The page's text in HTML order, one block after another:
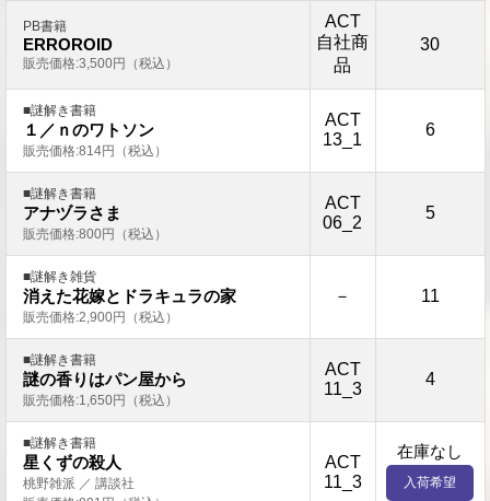
PB書籍
ERROROID
販売価格:3,500円（税込）
ACT
自社商
品
30
■謎解き書籍
１／ｎのワトソン
販売価格:814円（税込）
ACT
13_1
6
■謎解き書籍
アナヅラさま
販売価格:800円（税込）
ACT
06_2
5
■謎解き雑貨
消えた花嫁とドラキュラの家
販売価格:2,900円（税込）
－ 11
■謎解き書籍
謎の香りはパン屋から
販売価格:1,650円（税込）
ACT
11_3
4
■謎解き書籍
星くずの殺人
桃野雑派 ／ 講談社
ACT
11_3
在庫なし
入荷希望